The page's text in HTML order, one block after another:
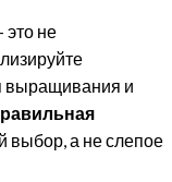
это не
выращивания и
выбор, а не слепое